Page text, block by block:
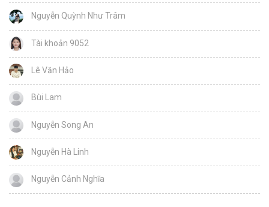
Nguyễn Quỳnh Như Trâm
Tài khoản 9052
Lê Văn Hảo
Bùi Lam
Nguyễn Song An
Nguyễn Hà Linh
Nguyễn Cảnh Nghĩa